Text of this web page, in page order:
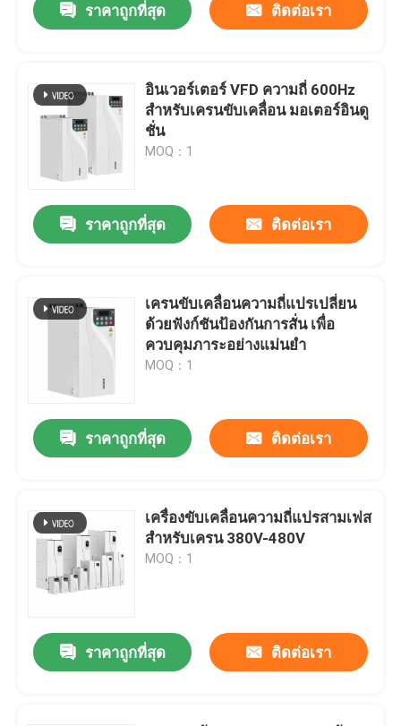
ทัวร์โรงงาน
การควบคุมคุณภาพ
ข่าว
ไดรฟ์ความถี่ตัวแปร VFD
ตัวแปลงความถี่ตัวแปร
เวกเตอร์ความถี่อินเวอร์เตอร์
อินเวอร์เตอร์ไดรฟ์ความถี่
การขับเคลื่อนความถี่ที่เปลี่ยนแปลงสําหรับเครน
สถานีชาร์จ EV ที่เก็บพลังงานที่สามารถปรับปรุงได้
ราคาถูกที่สุด ติดต่อเรา
อินเวอร์เตอร์ VFD ความถี่ 600Hz
สําหรับเครนขับเคลื่อน มอเตอร์อินดู
ชั่น
MOQ：1
ราคาถูกที่สุด ติดต่อเรา
เครนขับเคลื่อนความถี่แปรเปลี่ยน
ด้วยฟังก์ชันป้องกันการสั่น เพื่อ
ควบคุมภาระอย่างแม่นยํา
MOQ：1
ราคาถูกที่สุด ติดต่อเรา
เครื่องขับเคลื่อนความถี่แปรสามเฟส
สําหรับเครน 380V-480V
MOQ：1
ราคาถูกที่สุด ติดต่อเรา